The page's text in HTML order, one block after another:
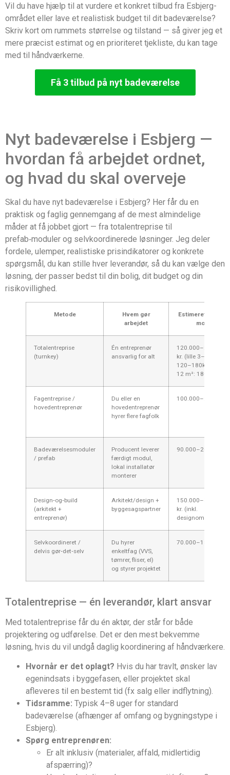
Vil du have hjælp til at vurdere et konkret tilbud fra Esbjerg-
området eller lave et realistisk budget til dit badeværelse?
Skriv kort om rummets størrelse og tilstand — så giver jeg et
mere præcist estimat og en prioriteret tjekliste, du kan tage
med til håndværkerne.
Få 3 tilbud på nyt badeværelse
Nyt badeværelse i Esbjerg —
hvordan få arbejdet ordnet,
og hvad du skal overveje
Skal du have nyt badeværelse i Esbjerg? Her får du en
praktisk og faglig gennemgang af de mest almindelige
måder at få jobbet gjort — fra totalentreprise til
prefab‑moduler og selvkoordinerede løsninger. Jeg deler
fordele, ulemper, realistiske prisindikatorer og konkrete
spørgsmål, du kan stille hver leverandør, så du kan vælge den
løsning, der passer bedst til din bolig, dit budget og din
risikovillighed.
Metode
Hvem gør
arbejdet
Estimeret pris
moms)
Totalentreprise
(turnkey)
Én entreprenør
ansvarlig for alt
120.000–250.000+
kr. (lille 3–6 m²:
120–180k; større
12 m²: 180–250k)
Fagentreprise /
hovedentreprenør
Du eller en
hovedentreprenør
hyrer flere fagfolk
100.000–230.000
Badeværelsesmoduler
/ prefab
Producent leverer
færdigt modul,
lokal installatør
monterer
90.000–200.000
Design‑og‑build
(arkitekt +
entreprenør)
Arkitekt/design +
byggesagspartner
150.000–300.000+
kr. (inkl.
Selvkoordineret /
delvis gør‑det‑selv
Du hyrer
enkeltfag (VVS,
tømrer, fliser, el)
og styrer projektet
70.000–180.000
Totalentreprise — én leverandør, klart ansvar
Med totalentreprise får du én aktør, der står for både
projektering og udførelse. Det er den mest bekvemme
løsning, hvis du vil undgå daglig koordinering af håndværkere.
Hvornår er det oplagt? Hvis du har travlt, ønsker lav
egenindsats i byggefasen, eller projektet skal
afleveres til en bestemt tid (fx salg eller indflytning).
Tidsramme: Typisk 4–8 uger for standard
badeværelse (afhænger af omfang og bygningstype i
Esbjerg).
Spørg entreprenøren:
Er alt inklusiv (materialer, affald, midlertidig
afspærring)?